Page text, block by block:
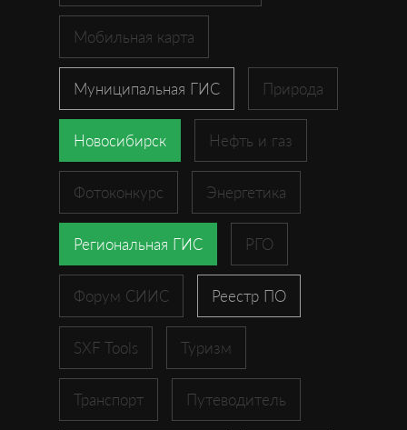
Мобильная карта
Муниципальная ГИС Природа
Новосибирск Нефть и газ
Фотоконкурс Энергетика
Региональная ГИС РГО
Форум СИИС Реестр ПО
SXF Tools Туризм
Транспорт Путеводитель